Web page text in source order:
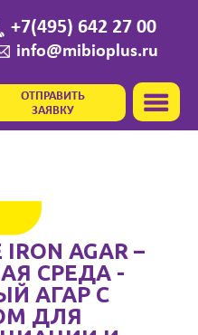
+7(495) 642 27 00
info@mibioplus.ru
ОТПРАВИТЬ
ЗАЯВКУ
AGAR –
СРЕДА -
АГАР С
ДЛЯ